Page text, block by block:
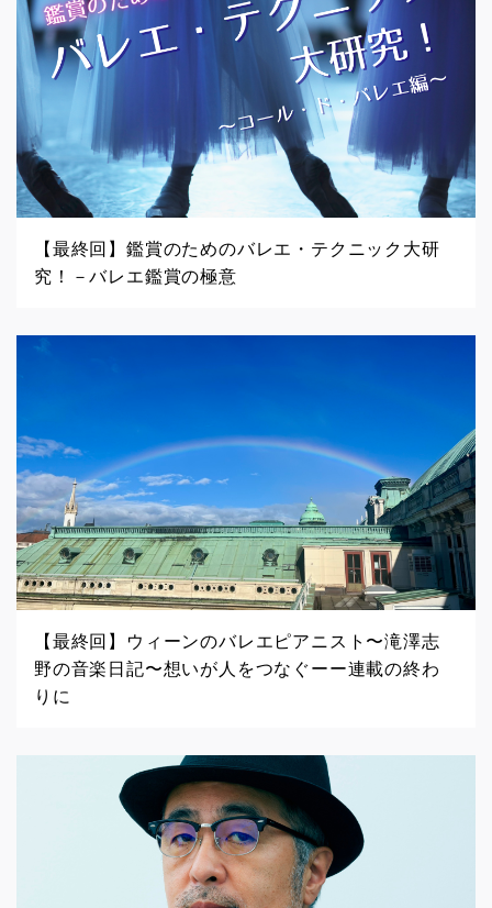
【最終回】鑑賞のためのバレエ・テクニック大研
究！－バレエ鑑賞の極意
【最終回】ウィーンのバレエピアニスト〜滝澤志
野の音楽日記〜想いが人をつなぐーー連載の終わ
りに